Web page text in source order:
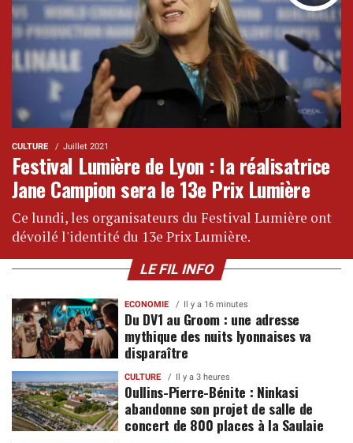
CULTURE Juillet 2021
Festival Lumière de Lyon : la réalisatrice
Jane Campion sera le 13e Prix Lumière
Ce lundi, les organisateurs du Festival Lumière ont
dévoilé l'identité du 13e Prix Lumière.
LE FIL INFO
ECONOMIE Il y a 16 minutes
Du DV1 au Groom : une adresse
mythique des nuits lyonnaises va
disparaître
CULTURE Il y a 3 heures
Oullins-Pierre-Bénite : Ninkasi
abandonne son projet de salle de
concert de 800 places à la Saulaie